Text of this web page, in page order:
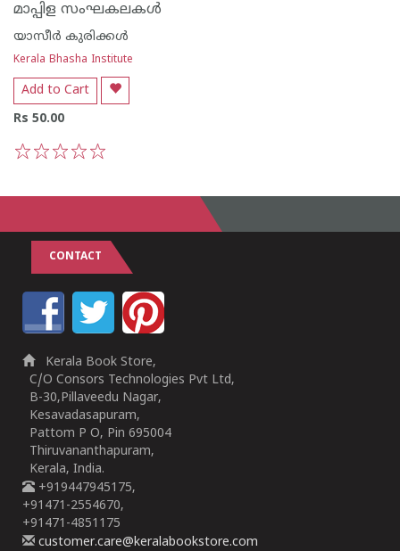
മാപ്പിള സംഘകലകള്‍
യാസീര്‍ കുരിക്കള്‍
Kerala Bhasha Institute
Add to Cart
Rs 50.00
CONTACT
Kerala Book Store,
C/O Consors Technologies Pvt Ltd,
B-30,Pillaveedu Nagar,
Kesavadasapuram,
Pattom P O, Pin 695004
Thiruvananthapuram,
Kerala, India.
+919447945175,
+91471-2554670,
+91471-4851175
customer.care@keralabookstore.com